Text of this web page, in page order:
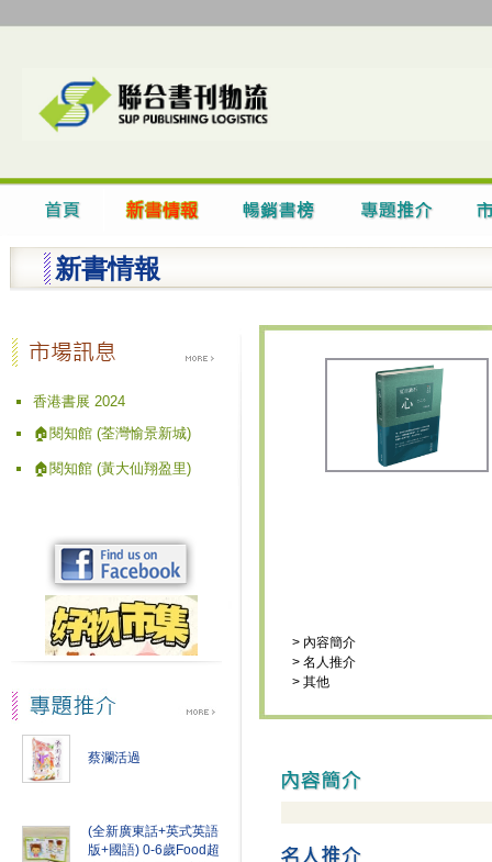
新書情報
香港書展 2024
🏠閱知館 (荃灣愉景新城)
🏠閱知館 (黃大仙翔盈里)
蔡瀾活過
(全新廣東話+英式英語
版+國語) 0-6歲Food超
> 內容簡介
> 名人推介
> 其他